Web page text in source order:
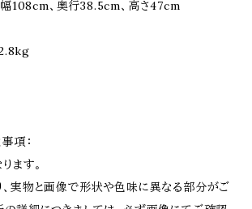
108cm、奥行38.5cm、高さ47cm
項：
ます。
、実物と画像で形状や色味に異なる部分がご